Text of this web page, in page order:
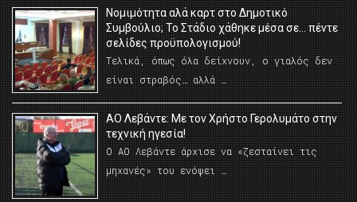
Νομιμότητα αλά καρτ στο Δημοτικό
Συμβούλιο; Το Στάδιο χάθηκε μέσα σε… πέντε
σελίδες προϋπολογισμού!
Τελικά, όπως όλα δείχνουν, ο γιαλός δεν
είναι στραβός… αλλά …
ΑΟ Λεβάντε: Με τον Χρήστο Γερολυμάτο στην
τεχνική ηγεσία!
Ο ΑΟ Λεβάντε άρχισε να «ζεσταίνει τις
μηχανές» του ενόψει …